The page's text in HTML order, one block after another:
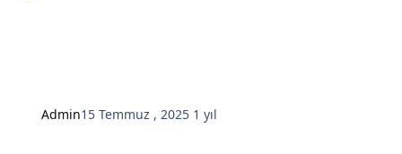
Admin15 Temmuz , 2025 1 yıl